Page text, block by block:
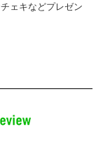
ェキなどプレゼン